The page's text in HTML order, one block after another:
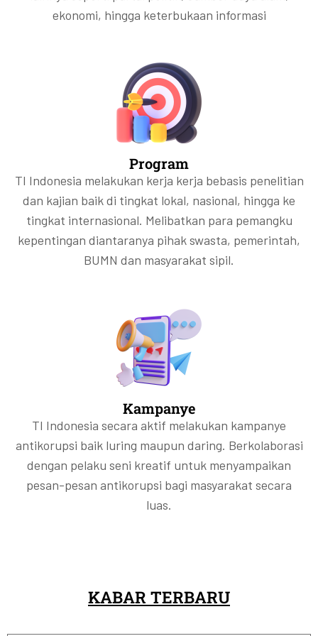
ekonomi, hingga keterbukaan informasi
Program
TI Indonesia melakukan kerja kerja bebasis penelitian
dan kajian baik di tingkat lokal, nasional, hingga ke
tingkat internasional. Melibatkan para pemangku
kepentingan diantaranya pihak swasta, pemerintah,
BUMN dan masyarakat sipil.
Kampanye
TI Indonesia secara aktif melakukan kampanye
antikorupsi baik luring maupun daring. Berkolaborasi
dengan pelaku seni kreatif untuk menyampaikan
pesan-pesan antikorupsi bagi masyarakat secara
luas.
KABAR TERBARU